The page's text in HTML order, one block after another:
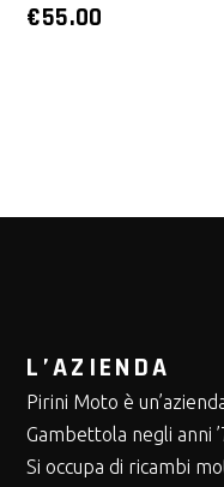
€55.00
L’AZIENDA
Pirini Moto è
Gambettola negli anni
Si occupa di ricambi